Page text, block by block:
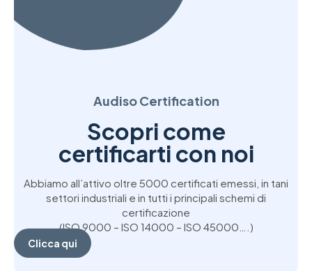
Audiso Certification
Scopri come
certificarti con noi
Abbiamo all’attivo oltre 5000 certificati emessi, in tani
settori industriali e in tutti i principali schemi di
certificazione
(ISO 9000 – ISO 14000 – ISO 45000….)
Clicca qui